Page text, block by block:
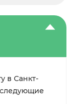
в Санкт-